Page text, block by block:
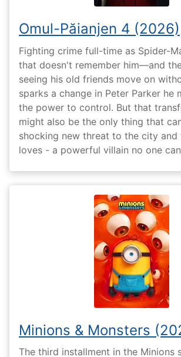
Omul-Păianjen 4 (2026)
Fighting crime full-time as Spider-
that doesn't remember him—and
seeing his old friends move on
sparks a change in Peter Parker he
the power to control. But that
might also be the only thing that
shocking new threat to the city and
loves - a powerful villain no one
Minions & Monsters
The third installment in the Minions